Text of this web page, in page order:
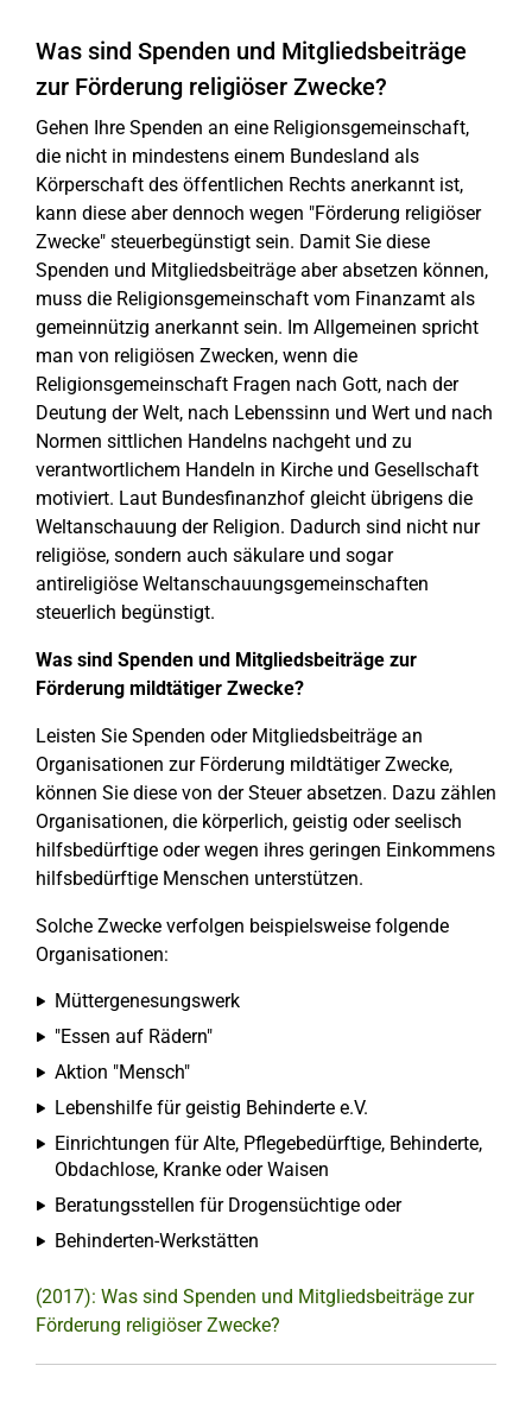
Was sind Spenden und Mitgliedsbeiträge
zur Förderung religiöser Zwecke?
Gehen Ihre Spenden an eine Religionsgemeinschaft,
die nicht in mindestens einem Bundesland als
Körperschaft des öffentlichen Rechts anerkannt ist,
kann diese aber dennoch wegen "Förderung religiöser
Zwecke" steuerbegünstigt sein. Damit Sie diese
Spenden und Mitgliedsbeiträge aber absetzen können,
muss die Religionsgemeinschaft vom Finanzamt als
gemeinnützig anerkannt sein. Im Allgemeinen spricht
man von religiösen Zwecken, wenn die
Religionsgemeinschaft Fragen nach Gott, nach der
Deutung der Welt, nach Lebenssinn und Wert und nach
Normen sittlichen Handelns nachgeht und zu
verantwortlichem Handeln in Kirche und Gesellschaft
motiviert. Laut Bundesfinanzhof gleicht übrigens die
Weltanschauung der Religion. Dadurch sind nicht nur
religiöse, sondern auch säkulare und sogar
antireligiöse Weltanschauungsgemeinschaften
steuerlich begünstigt.
Was sind Spenden und Mitgliedsbeiträge zur
Förderung mildtätiger Zwecke?
Leisten Sie Spenden oder Mitgliedsbeiträge an
Organisationen zur Förderung mildtätiger Zwecke,
können Sie diese von der Steuer absetzen. Dazu zählen
Organisationen, die körperlich, geistig oder seelisch
hilfsbedürftige oder wegen ihres geringen Einkommens
hilfsbedürftige Menschen unterstützen.
Solche Zwecke verfolgen beispielsweise folgende
Organisationen:
Müttergenesungswerk
"Essen auf Rädern"
Aktion "Mensch"
Lebenshilfe für geistig Behinderte e.V.
Einrichtungen für Alte, Pflegebedürftige, Behinderte,
Obdachlose, Kranke oder Waisen
Beratungsstellen für Drogensüchtige oder
Behinderten-Werkstätten
(2017): Was sind Spenden und Mitgliedsbeiträge zur
Förderung religiöser Zwecke?